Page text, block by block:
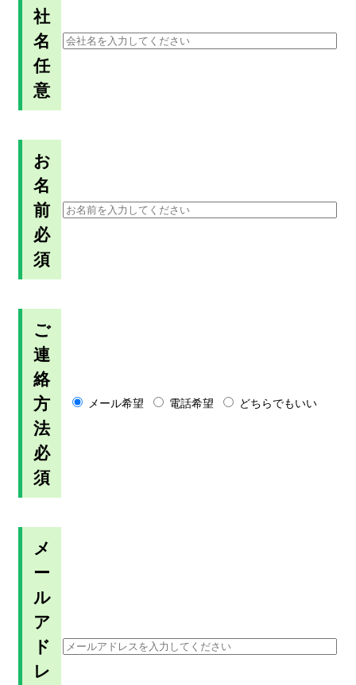
社
名
任
意
お
名
前
必
須
ご
連
絡
方
法
必
須
メール希望 電話希望 どちらでもいい
メ
ー
ル
ア
ド
レ